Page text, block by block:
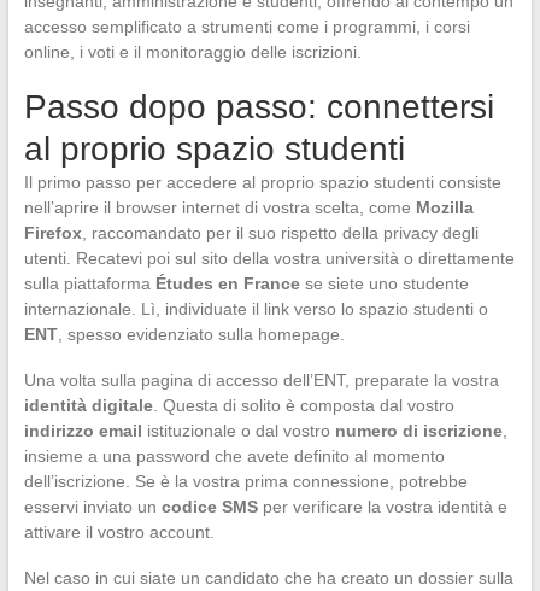
accesso semplificato a strumenti come i programmi, i corsi
online, i voti e il monitoraggio delle iscrizioni.
Passo dopo passo: connettersi
al proprio spazio studenti
Il primo passo per accedere al proprio spazio studenti consiste
nell’aprire il browser internet di vostra scelta, come Mozilla
Firefox, raccomandato per il suo rispetto della privacy degli
utenti. Recatevi poi sul sito della vostra università o direttamente
sulla piattaforma Études en Francese siete uno studente
internazionale. Lì, individuate il link verso lo spazio studenti o
ENT, spesso evidenziato sulla homepage.
Una volta sulla pagina di accesso dell’ENT, preparate la vostra
identità digitale. Questa di solito è composta dal vostro
indirizzo email istituzionale o dal vostro numero di iscrizione,
insieme a una password che avete definito al momento
dell’iscrizione. Se è la vostra prima connessione, potrebbe
esservi inviato un codice SMSper verificare la vostra identità e
attivare il vostro account.
Nel caso in cui siate un candidato che ha creato un dossier sulla